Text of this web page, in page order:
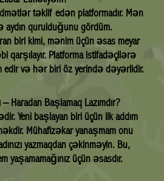
təklif edən platformadır. Mən
qurulduğunu gördüm.
biri kimi, mənim üçün əsas meyar
qarşılayır. Platforma istifadəçilərə
və hər biri öz yerində dəyərlidir.
– Haradan Başlamaq Lazımdır?
Yeni başlayan biri üçün ilk addım
Mühafizəkar yanaşmam onu
yazmaqdan çəkinməyin. Bu,
üçün əsasdır.